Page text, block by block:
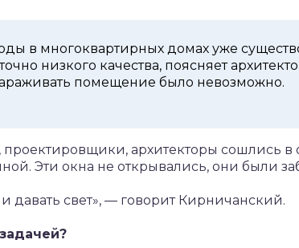
в многоквартирных домах уже
низкого качества, поясняет
помещение было невозможно.
архитекторы сошлись
Эти окна не открывались, они были
свет», — говорит Кирничанский.